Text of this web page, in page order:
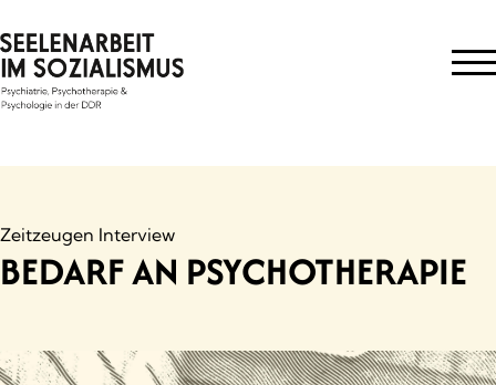
to
content
Zeitzeugen Interview
BEDARF AN PSYCHOTHERAPIE